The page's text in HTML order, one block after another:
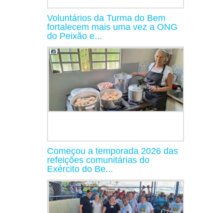
Voluntários da Turma do Bem
fortalecem mais uma vez a ONG
do Peixão e...
Começou a temporada 2026 das
refeições comunitárias do
Exército do Be...